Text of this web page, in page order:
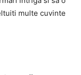
multe cuvinte